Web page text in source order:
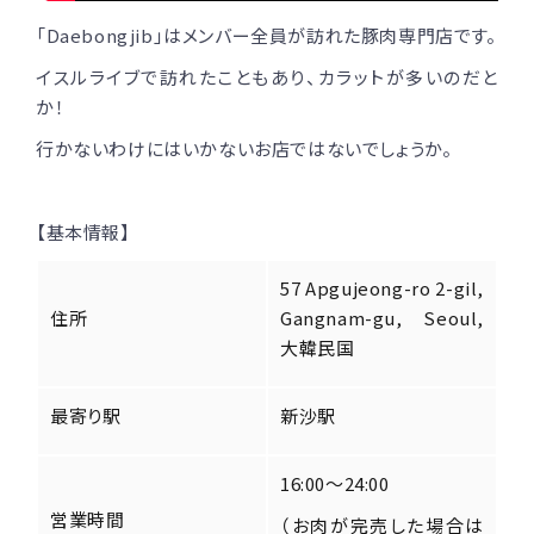
「Daebongjib」はメンバー全員が訪れた豚肉専門店です。
イスルライブで訪れたこともあり、カラットが多いのだと
か！
行かないわけにはいかないお店ではないでしょうか。
【基本情報】
住所
57 Apgujeong-ro 2-gil,
Gangnam-gu, Seoul,
大韓民国
最寄り駅 新沙駅
営業時間
16:00～24:00
（お肉が完売した場合は